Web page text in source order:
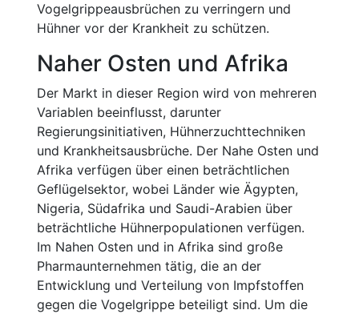
Vogelgrippeausbrüchen zu verringern und
Hühner vor der Krankheit zu schützen.
Naher Osten und Afrika
Der Markt in dieser Region wird von mehreren
Variablen beeinflusst, darunter
Regierungsinitiativen, Hühnerzuchttechniken
und Krankheitsausbrüche. Der Nahe Osten und
Afrika verfügen über einen beträchtlichen
Geflügelsektor, wobei Länder wie Ägypten,
Nigeria, Südafrika und Saudi-Arabien über
beträchtliche Hühnerpopulationen verfügen.
Im Nahen Osten und in Afrika sind große
Pharmaunternehmen tätig, die an der
Entwicklung und Verteilung von Impfstoffen
gegen die Vogelgrippe beteiligt sind. Um die